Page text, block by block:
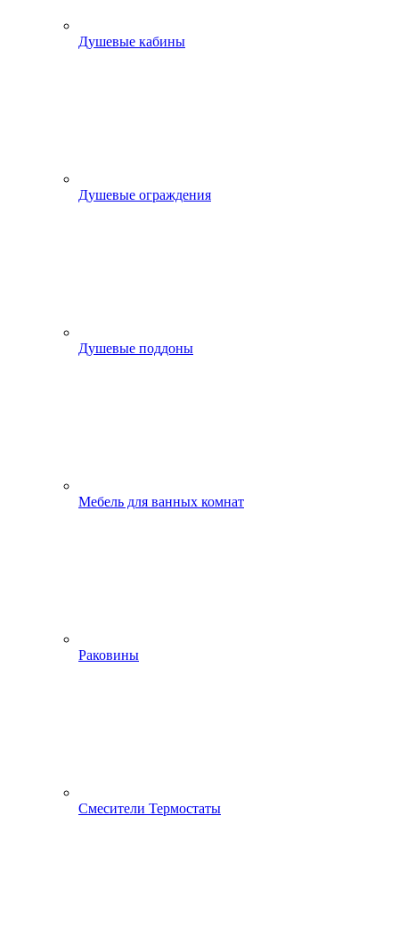
Душевые кабины
Душевые ограждения
Душевые поддоны
Мебель для ванных комнат
Раковины
Смесители Термостаты